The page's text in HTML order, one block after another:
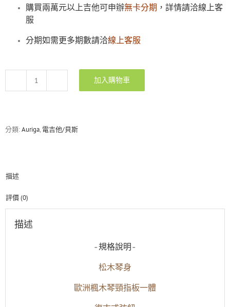
購買兩萬元以上吉他可申辦無卡分期 ，詳情請洽線上客
服
分期如需更多期數請洽線上客服
Auriga
草
數
加入購物車
分類:Auriga, 電吉他/貝斯
描述
評價 (0)
描述
-規格說明-
松木琴身
歐洲楓木琴頸指板一體